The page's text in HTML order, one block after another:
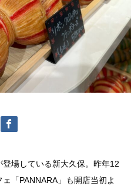
場している新大久保。昨年12
「PANNARA」も開店当初よ